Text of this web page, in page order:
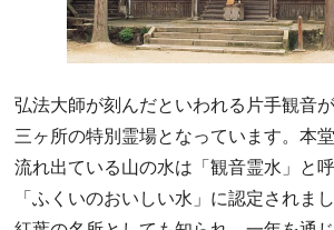
弘法大師が刻んだといわれる片手観音
三ヶ所の特別霊場となっています。本
流れ出ている山の水は「観音霊水」と
「ふくいのおいしい水」に認定されま